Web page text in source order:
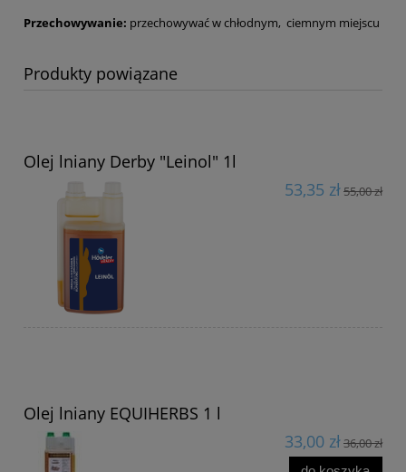
Przechowywanie: przechowywać w chłodnym, ciemnym miejscu
Produkty powiązane
Olej lniany Derby "Leinol" 1l
53,35 zł55,00 zł
Olej lniany EQUIHERBS 1 l
33,00 zł36,00 zł